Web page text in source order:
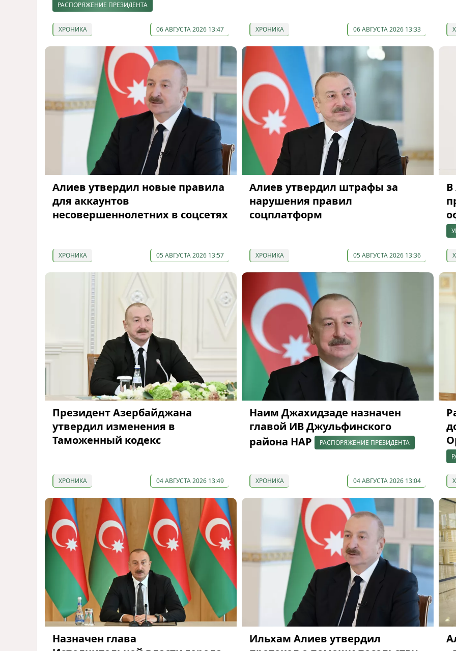
РАСПОРЯЖЕНИЕ ПРЕЗИДЕНТА
ХРОНИКА 06 АВГУСТА 2026 13:47 ХРОНИКА 06 АВГУСТА 2026 13:33
Алиев утвердил новые правила
для аккаунтов
несовершеннолетних в соцсетях
ХРОНИКА 05 АВГУСТА 2026 13:57
Алиев утвердил штрафы за
нарушения правил
соцплатформ
ХРОНИКА 05 АВГУСТА 2026 13:36
В
Президент Азербайджана
утвердил изменения в
Таможенный кодекс
ХРОНИКА 04 АВГУСТА 2026 13:49
Наим Джахидзаде назначен
главой ИВ Джульфинского
района НАР
РАСПОРЯЖЕНИЕ ПРЕЗИДЕНТА
ХРОНИКА 04 АВГУСТА 2026 13:04
Назначен глава
Ильхам Алиев утвердил